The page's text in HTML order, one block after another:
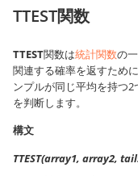
TTEST関数
TTEST関数は統計関数の
関連する確率を返すため
ンプルが同じ平均を持つ
を判断します。
構文
TTEST(array1, array2,